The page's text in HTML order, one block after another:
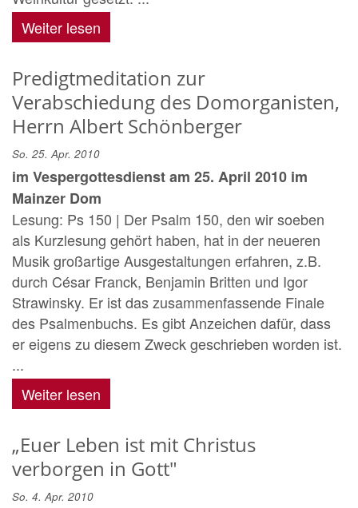
Weiter lesen
Predigtmeditation zur
Verabschiedung des Domorganisten,
Herrn Albert Schönberger
So. 25. Apr. 2010
im Vespergottesdienst am 25. April 2010 im
Mainzer Dom
Lesung: Ps 150 | Der Psalm 150, den wir soeben
als Kurzlesung gehört haben, hat in der neueren
Musik großartige Ausgestaltungen erfahren, z.B.
durch César Franck, Benjamin Britten und Igor
Strawinsky. Er ist das zusammenfassende Finale
des Psalmenbuchs. Es gibt Anzeichen dafür, dass
er eigens zu diesem Zweck geschrieben worden ist.
...
Weiter lesen
„Euer Leben ist mit Christus
verborgen in Gott"
So. 4. Apr. 2010